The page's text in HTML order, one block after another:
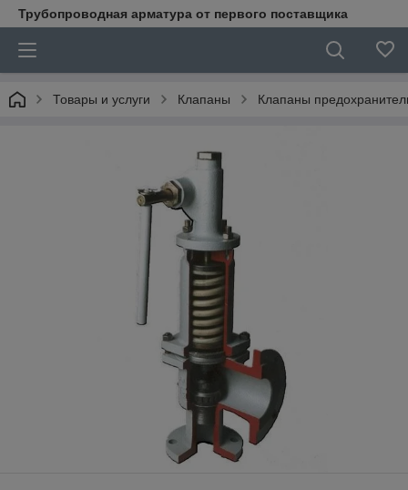
Трубопроводная арматура от первого поставщика
Товары и услуги Клапаны Клапаны